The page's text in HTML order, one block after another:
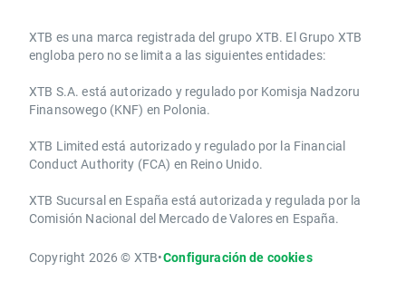
​​XTB es una marca registrada del grupo XTB. El Grupo XTB
engloba pero no se limita a las siguientes entidades:
XTB S.A.​ está autorizado y regulado por Komisja Nadzoru
Finansowego (KNF) ​en Polonia.
XTB Limited ​está autorizado y regulado por la ​Financial
Conduct Authority ​(FCA) en ​​Reino Unido.
XTB Sucursal en España está autorizada y regulada por la
Comisión Nacional del Mercado de Valores en España.
Copyright 2026 © XTB•Configuración de cookies